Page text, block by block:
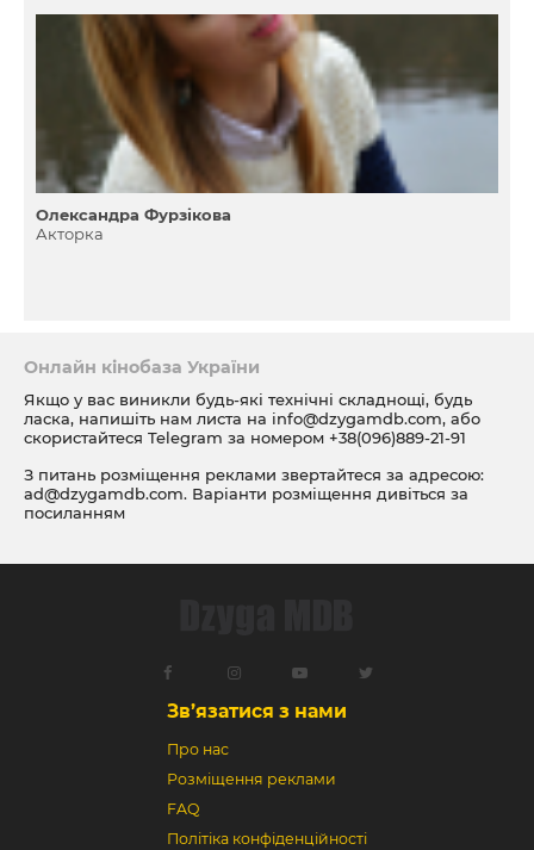
Олександра Фурзікова
Акторка
Онлайн кінобаза України
Якщо у вас виникли будь-які технічні складнощі, будь
ласка, напишіть нам листа на info@dzygamdb.com, або
скористайтеся Telegram за номером +38(096)889-21-91
З питань розміщення реклами звертайтеся за адресою:
ad@dzygamdb.com. Варіанти розміщення дивіться за
посиланням
Зв’язатися з нами
Про нас
Розміщення реклами
FAQ
Політіка конфіденційності